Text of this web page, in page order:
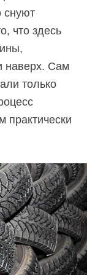
снуют
что здесь
наверх. Сам
только
практически